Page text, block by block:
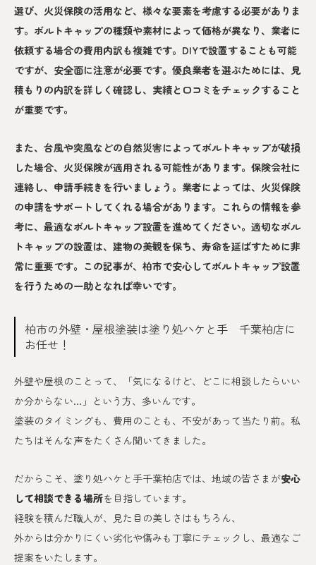
選び、火災保険の活用など、様々な要素を考慮する必要がありま
す。ボルトキャップの種類や素材によって価格が異なり、業者に
依頼する場合の費用内訳も複雑です。DIYで設置することも可能
ですが、安全面に注意が必要です。優良業者を選ぶためには、見
積もりの内訳を詳しく確認し、実績と口コミをチェックすること
が重要です。
また、台風や突風などの自然災害によってボルトキャップが破損
した場合、火災保険が適用される可能性があります。保険会社に
連絡し、申請手続きを行いましょう。業者によっては、火災保険
の申請をサポートしてくれる場合があります。これらの情報を参
考に、最適なボルトキャップ設置を進めてください。適切なボル
トキャップの設置は、建物の美観を保ち、寿命を延ばすために非
常に重要です。この記事が、柏市で安心してボルトキャップ設置
を行うための一助となれば幸いです。
柏市の外壁・屋根塗装は塗り処ハケと手 千葉柏店に
お任せ！
外壁や屋根のことって、「気になるけど、どこに相談したらいい
か分からない…」という方、多いんです。
塗装のタイミングも、費用のことも、不安があって当たり前。私
たちはそんな声をたくさん聞いてきました。
だからこそ、塗り処ハケと手千葉柏店では、地域の皆さまが安心
して相談できる場所を目指しています。
経験を積んだ職人が、見た目の美しさはもちろん、
外からは分かりにくい劣化や傷みも丁寧にチェックし、最適なご
提案をいたします。